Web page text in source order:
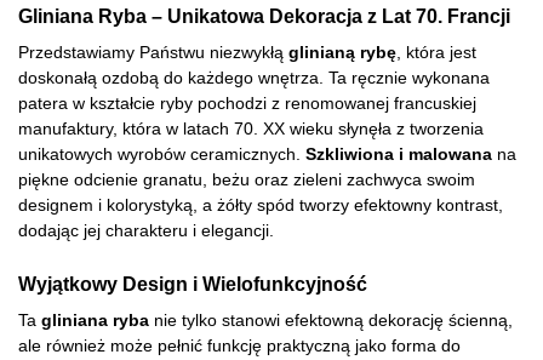
Gliniana Ryba – Unikatowa Dekoracja z Lat 70. Francji
Przedstawiamy Państwu niezwykłą glinianą rybę , która jest
doskonałą ozdobą do każdego wnętrza. Ta ręcznie wykonana
patera w kształcie ryby pochodzi z renomowanej francuskiej
manufaktury, która w latach 70. XX wieku słynęła z tworzenia
unikatowych wyrobów ceramicznych. Szkliwiona i malowana na
piękne odcienie granatu, beżu oraz zieleni zachwyca swoim
designem i kolorystyką, a żółty spód tworzy efektowny kontrast,
dodając jej charakteru i elegancji.
Wyjątkowy Design i Wielofunkcyjność
Ta gliniana ryba nie tylko stanowi efektowną dekorację ścienną,
ale również może pełnić funkcję praktyczną jako forma do